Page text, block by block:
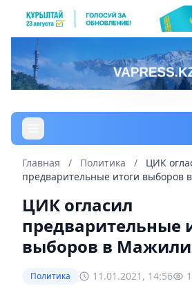
Главная / Политика /
ЦИК
предварительные итоги выборов
ЦИК огласил
предварительные
выборов в
Политика 11.01.2021, 14:56